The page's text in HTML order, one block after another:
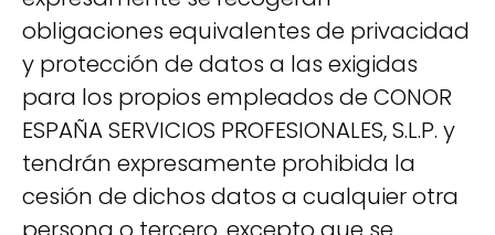
obligaciones equivalentes de privacidad
y protección de datos a las exigidas
para los propios empleados de CONOR
ESPAÑA SERVICIOS PROFESIONALES, S.L.P. y
tendrán expresamente prohibida la
cesión de dichos datos a cualquier otra